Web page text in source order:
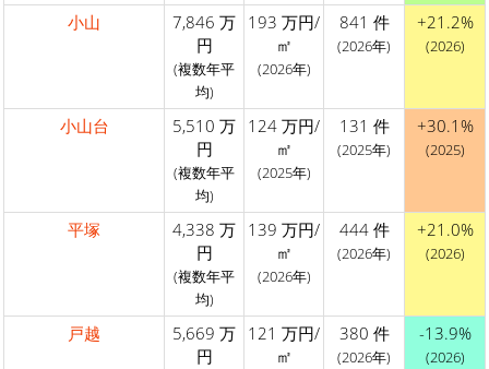
小山
7,846 万
円
(複数年平
均)
193 万円/
㎡
(2026年)
841 件
(2026年)
+21.2%
(2026)
小山台
5,510 万
円
(複数年平
均)
124 万円/
㎡
(2025年)
131 件
(2025年)
+30.1%
(2025)
平塚
4,338 万
円
(複数年平
均)
139 万円/
㎡
(2026年)
444 件
(2026年)
+21.0%
(2026)
戸越
5,669 万
円
121 万円/
㎡
380 件
(2026年)
-13.9%
(2026)